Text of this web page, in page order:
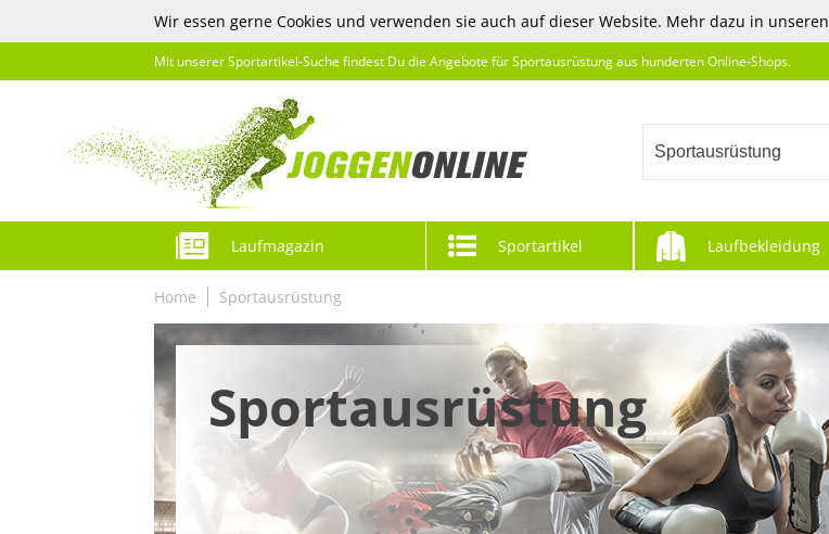
Wir essen gerne Cookies und verwenden sie auch auf dieser Website. Mehr dazu in unseren
Mit unserer Sportartikel-Suche findest Du die Angebote für Sportausrüstung aus hunderten Online-Shops.
Sportausrüstung
Laufmagazin Sportartikel Laufbekleidung
Home Sportausrüstung
Sportausrüstung